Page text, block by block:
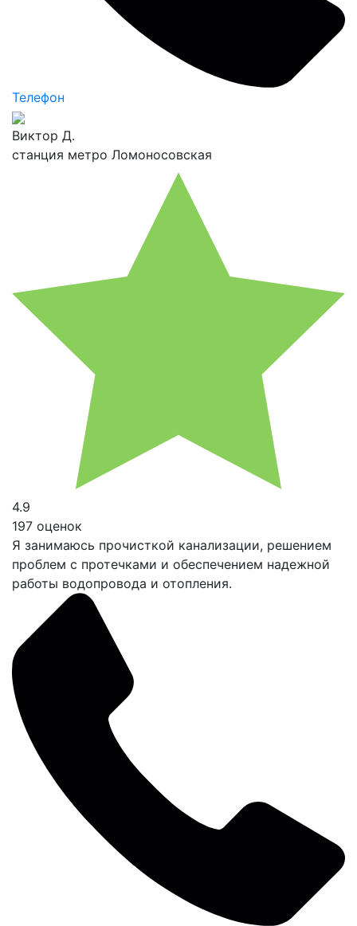
Телефон
Виктор Д.
станция метро Ломоносовская
4.9
197 оценок
Я занимаюсь прочисткой канализации, решением
проблем с протечками и обеспечением надежной
работы водопровода и отопления.